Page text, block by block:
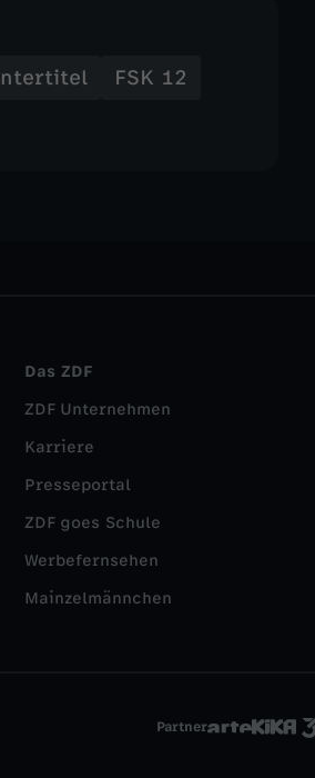
FSK 12
Das ZDF
ZDF Unternehmen
Karriere
Presseportal
ZDF goes Schule
Werbefernsehen
Mainzelmännchen
Partner